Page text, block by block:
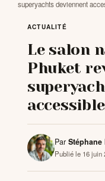
VISITER
MÉTÉO
EXPATRIATION
BLOG
superyachts deviennent
ACTUALITÉ
Le salon
Phuket
Par Stéphane
Publié le 16 juin